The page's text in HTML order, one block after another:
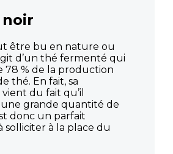
être bu en nature ou
d’un thé fermenté qui
78 % de la production
thé. En fait, sa
du fait qu’il
grande quantité de
donc un parfait
solliciter à la place du